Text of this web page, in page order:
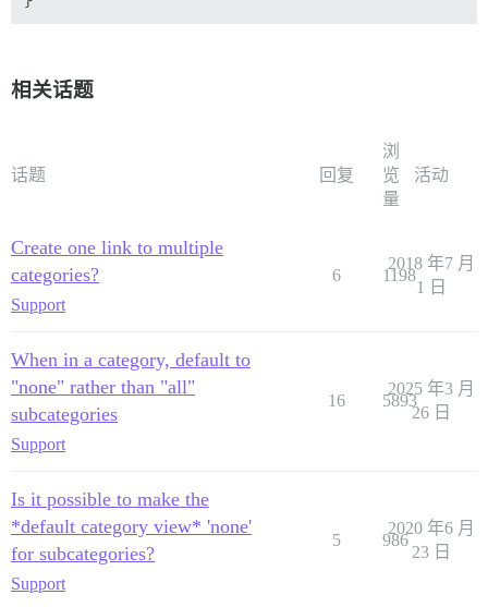
相关话题
话题 回复
浏
览
量
活动
Create one link to multiple
categories?
Support
6 1198
2018 年7 月
1 日
When in a category, default to
"none" rather than "all"
subcategories
Support
16 5893
2025 年3 月
26 日
Is it possible to make the
*default category view* 'none'
for subcategories?
Support
5 986
2020 年6 月
23 日